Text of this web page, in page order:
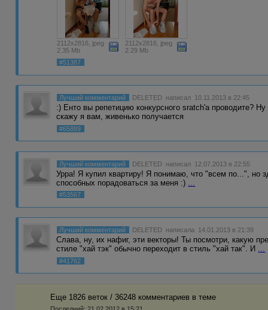
2112x2816, jpeg
2.35 Mb
2112x2816, jpeg
2.29 Mb
#51387
Лучший комментарий DELETED написал 10.11.2013 в 22:45
:) Енто вы репетицию конкурсного sratch'a проводите?
скажу я вам, живенько получается
#65889
Лучший комментарий DELETED написал 12.07.2013 в 22:55
Урра! Я купил квартиру! Я понимаю, что "всем по...", но
способных порадоваться за меня :)
#53567
Лучший комментарий DELETED написала 14.01.2013 в 21:39
Слава, ну, их нафиг, эти векторы! Ты посмотри, какую
стиле "хай тэк" обычно переходит в стиль "хай так". И ...
#41762
Еще 1826 веток / 36248 комментариев в темe